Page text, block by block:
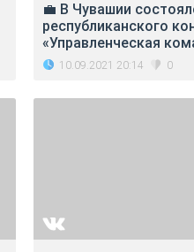
💼 В Чувашии
республиканского
«Управленческая
10.09.2021 20:14 0